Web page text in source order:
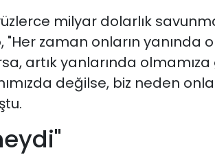
milyar dolarlık
"Her zaman onların yanında
artık yanlarında
değilse, biz neden